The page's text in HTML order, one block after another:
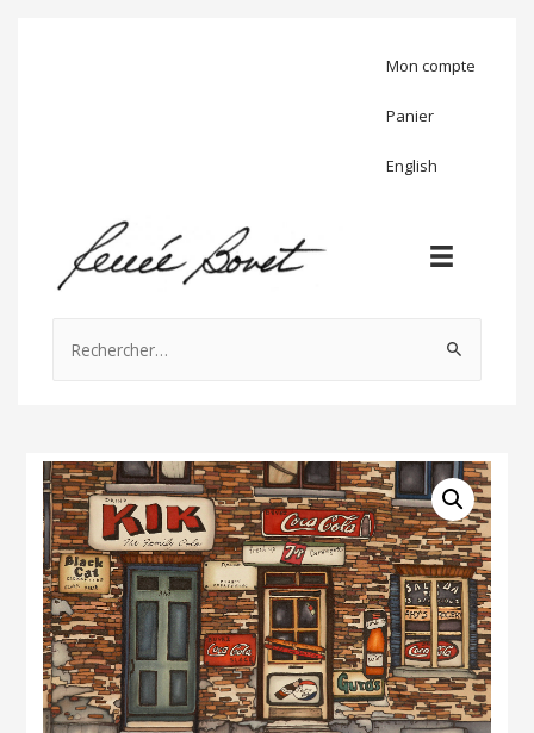
Mon compte
Panier
English